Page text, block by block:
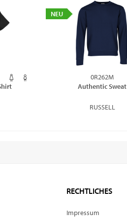
NEU
0R262M
Authentic Sweat
RUSSELL
RECHTLICHES
Impressum